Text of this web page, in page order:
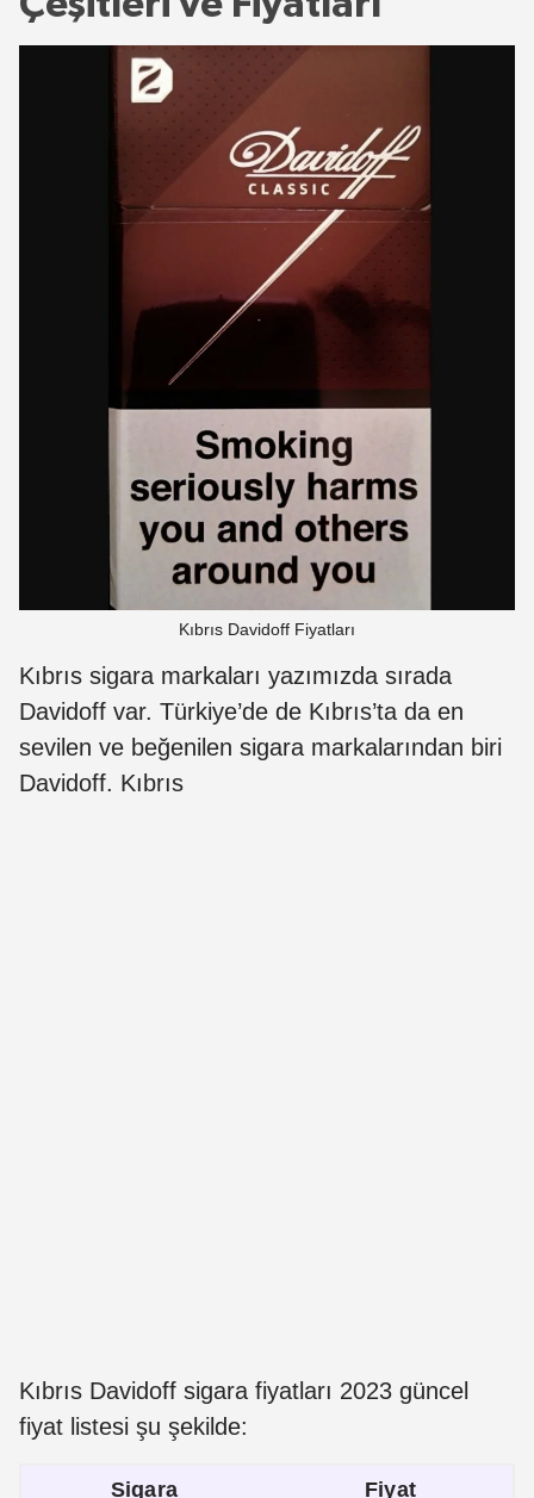
Kıbrıs Davidoff Fiyatları
Kıbrıs sigara markaları yazımızda sırada
Davidoff var. Türkiye’de de Kıbrıs’ta da en
sevilen ve beğenilen sigara markalarından biri
Davidoff. Kıbrıs
Kıbrıs Davidoff sigara fiyatları 2023 güncel
fiyat listesi şu şekilde:
Sigara Fiyat